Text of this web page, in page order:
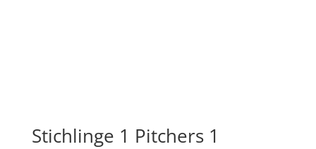
Stichlinge 1 Pitchers 1